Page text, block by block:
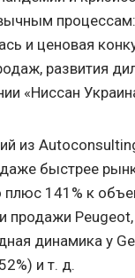
и ценовая
развития
«Ниссан
из
быстрее
плюс 141% к
продажи
динамика у
и т. д.